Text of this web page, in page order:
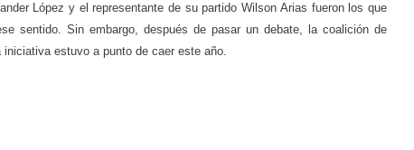
López y el representante de su partido Wilson Arias fueron los que
sentido. Sin embargo, después de pasar un debate, la coalición de
estuvo a punto de caer este año.